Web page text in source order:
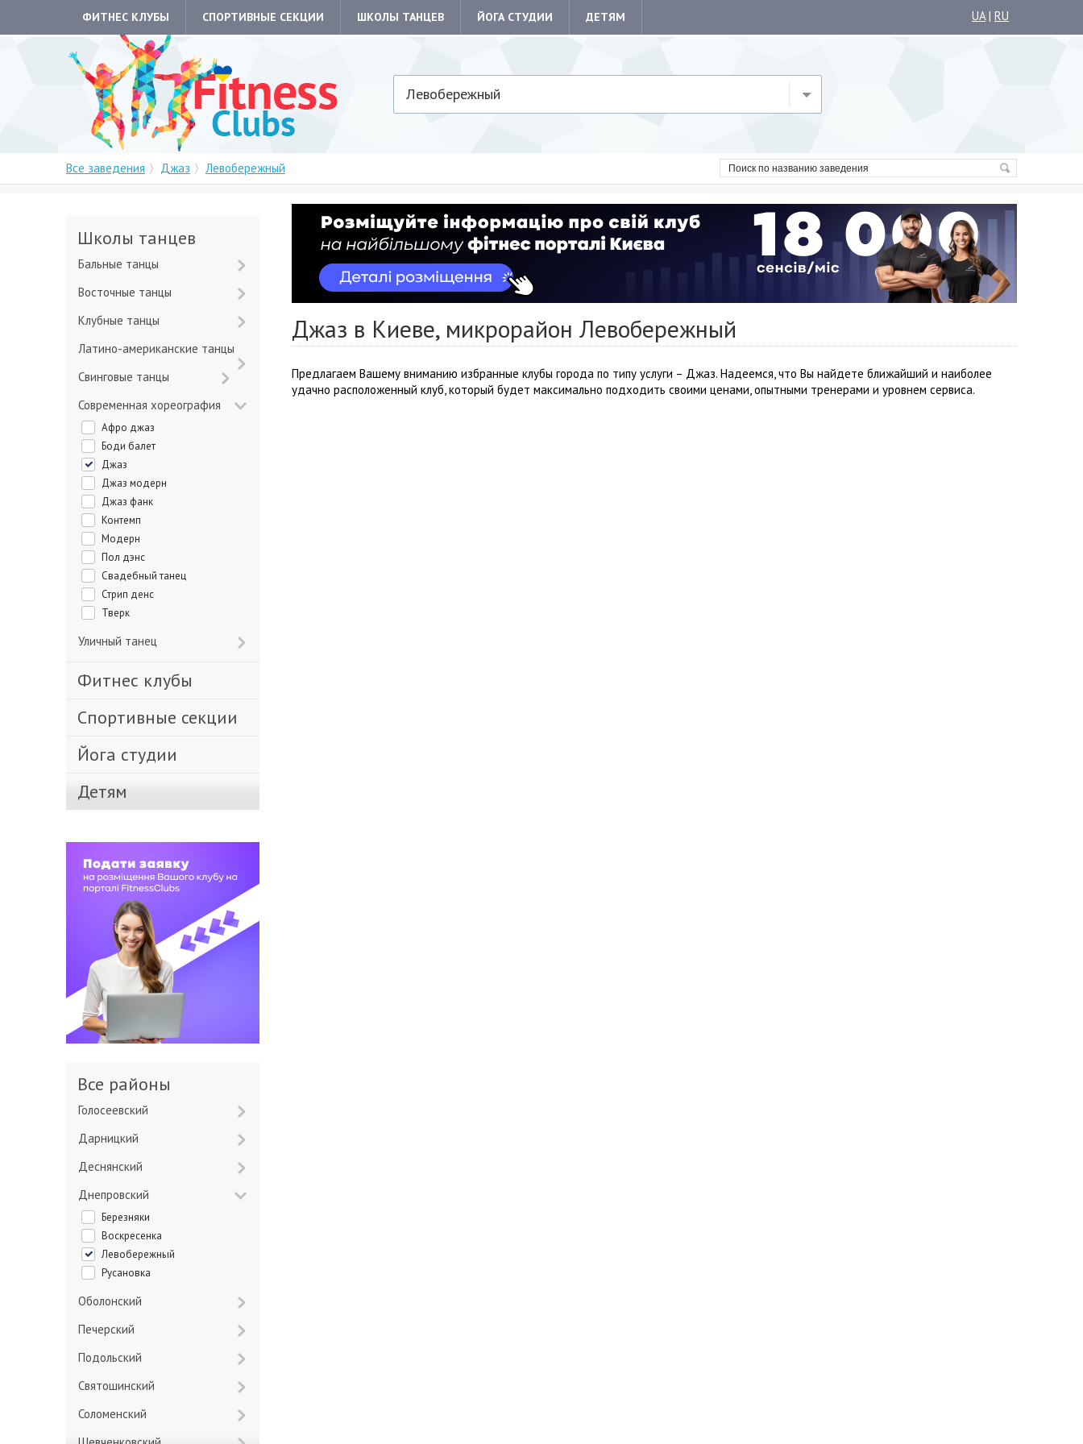
ФИТНЕС КЛУБЫ СПОРТИВНЫЕ СЕКЦИИ ШКОЛЫ ТАНЦЕВ ЙОГА СТУДИИ ДЕТЯМ UA| RU
Левобережный
Все заведения Джаз Левобережный
Джаз в Киеве, микрорайон Левобережный
Предлагаем Вашему вниманию избранные клубы города по типу услуги – Джаз. Надеемся, что Вы найдете ближайший и наиболее
удачно расположенный клуб, который будет максимально подходить своими ценами, опытными тренерами и уровнем сервиса.
Школы танцев
Бальные танцы
Восточные танцы
Клубные танцы
Латино-американские танцы
Свинговые танцы
Современная хореография
Афро джаз
Боди балет
Джаз
Джаз модерн
Джаз фанк
Контемп
Модерн
Пол дэнс
Свадебный танец
Стрип денс
Тверк
Уличный танец
Фитнес клубы
Спортивные секции
Йога студии
Детям
Все районы
Голосеевский
Дарницкий
Деснянский
Днепровский
Березняки
Воскресенка
Левобережный
Русановка
Оболонский
Печерский
Подольский
Святошинский
Соломенский